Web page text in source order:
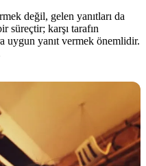
değil, gelen yanıtları da
süreçtir; karşı tarafın
uygun yanıt vermek önemlidir.